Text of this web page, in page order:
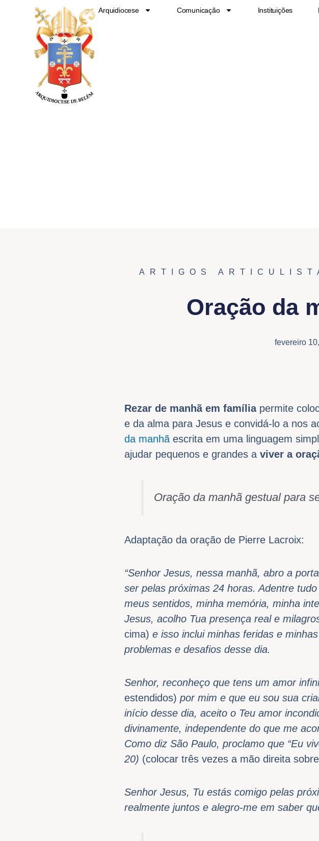
Arquidiocese Comunicação Instituições
ARTIGOS
Oração da
fevereiro
Rezar de manhã em família permite
e da alma para Jesus e convidá-lo a nos
da manhã escrita em uma linguagem
ajudar pequenos e grandes a viver a
Oração da manhã gestual para
Adaptação da oração de Pierre Lacroix:
“Senhor Jesus, nessa manhã, abro a porta
ser pelas próximas 24 horas. Adentre
meus sentidos, minha memória, minha
Jesus, acolho Tua presença real e
cima) e isso inclui minhas feridas e
problemas e desafios desse dia.
Senhor, reconheço que tens um amor
estendidos) por mim e que eu sou sua
início desse dia, aceito o Teu amor
divinamente, independente do que me
Como diz São Paulo, proclamo que “Eu
20) (colocar três vezes a mão direita
Senhor Jesus, Tu estás comigo pelas
realmente juntos e alegro-me em saber